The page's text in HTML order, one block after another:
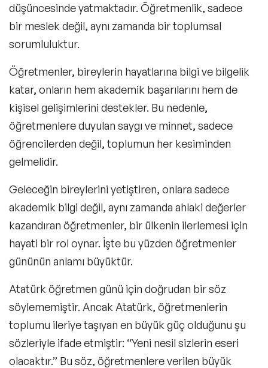
düşüncesinde yatmaktadır. Öğretmenlik, sadece
bir meslek değil, aynı zamanda bir toplumsal
sorumluluktur.
Öğretmenler, bireylerin hayatlarına bilgi ve bilgelik
katar, onların hem akademik başarılarını hem de
kişisel gelişimlerini destekler. Bu nedenle,
öğretmenlere duyulan saygı ve minnet, sadece
öğrencilerden değil, toplumun her kesiminden
gelmelidir.
Geleceğin bireylerini yetiştiren, onlara sadece
akademik bilgi değil, aynı zamanda ahlaki değerler
kazandıran öğretmenler, bir ülkenin ilerlemesi için
hayati bir rol oynar. İşte bu yüzden öğretmenler
gününün anlamı büyüktür.
Atatürk öğretmen günü için doğrudan bir söz
söylememiştir. Ancak Atatürk, öğretmenlerin
toplumu ileriye taşıyan en büyük güç olduğunu şu
sözleriyle ifade etmiştir: “Yeni nesil sizlerin eseri
olacaktır.” Bu söz, öğretmenlere verilen büyük